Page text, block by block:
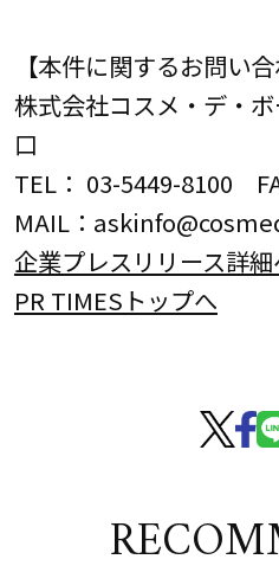
【本件に関するお問い合
株式会社コスメ・デ・
口
TEL： 03-5449-8100
MAIL：
企業プレスリリース詳細
PR TIMESトップへ